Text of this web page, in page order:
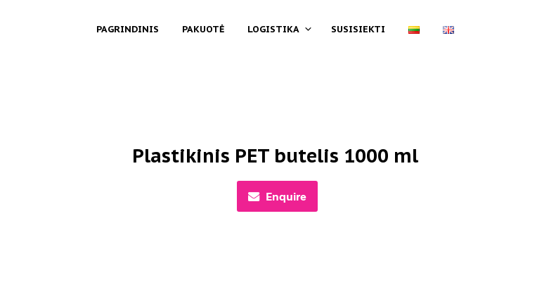
PAGRINDINIS PAKUOTĖ LOGISTIKA SUSISIEKTI
Plastikinis PET butelis 1000 ml
Enquire